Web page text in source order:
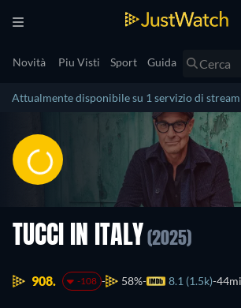
Novità Piu Visti Sport Guida
Attualmente disponibile su 1 servizio di
TUCCI IN ITALY (2025)
908. -108 58% 8.1 (1.5k)